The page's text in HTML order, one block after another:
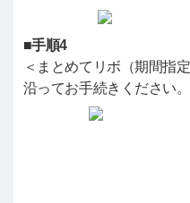
■手順4
＜まとめてリボ（期間指
沿ってお手続きください。